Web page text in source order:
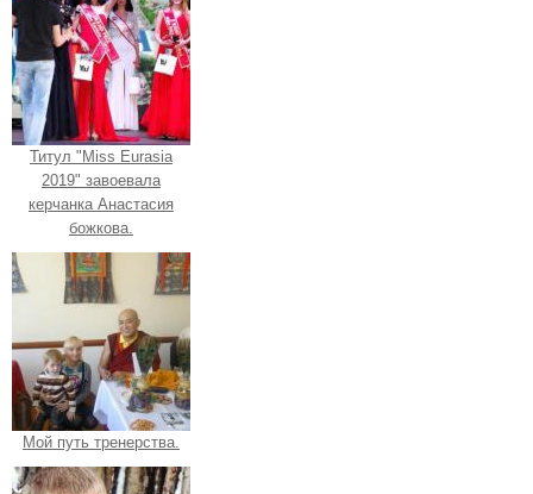
Титул "Miss Eurasia
2019" завоевала
керчанка Анастасия
божкова.
Мой путь тренерства.